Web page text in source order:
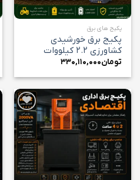
پکیج های برق
پکیج برق خورشیدی
کشاورزی ۲.۲ کیلووات
تومان۳۳۰,۱۱۰,۰۰۰
افزودن
به
علاقه
مندی
ها